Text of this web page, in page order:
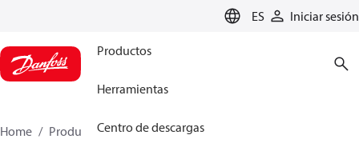
ES Iniciar sesión
Productos
Herramientas
Centro de descargas
Home Productos
Climate Solutions for heating